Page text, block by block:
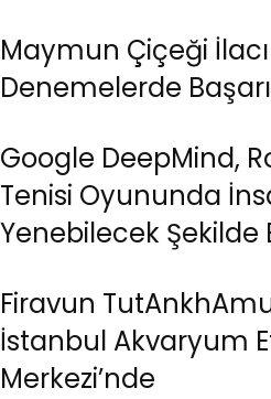
Maymun Çiçeği
Denemelerde
Google DeepMind,
Tenisi Oyununda
Yenebilecek Şekilde
Firavun
İstanbul Akvaryum
Merkezi’nde